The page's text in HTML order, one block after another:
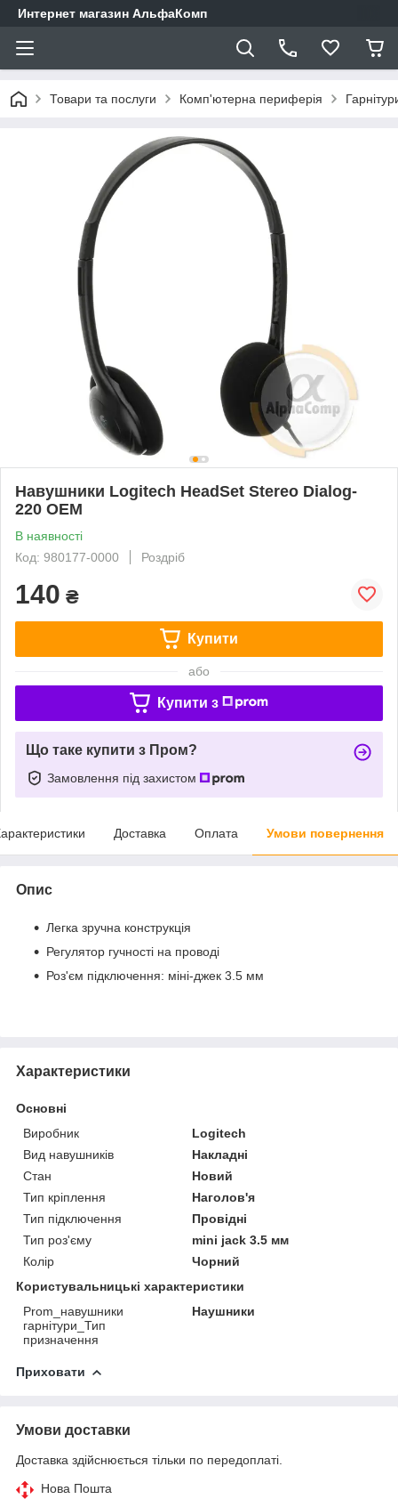
Интернет магазин АльфаКомп
Товари та послуги Комп'ютерна периферія
Навушники Logitech HeadSet Stereo Dialog-
220 OEM
В наявності
Код: 980177-0000
Роздріб
140 ₴
Купити
або
Купити з
Що таке купити з Пром?
Замовлення під захистом
Доставка Оплата Умови повернення
Опис
Легка зручна конструкція
Регулятор гучності на проводі
Роз'єм підключення: міні-джек 3.5 мм
Характеристики
Основні
Виробник
Logitech
Вид навушників
Накладні
Стан
Новий
Тип кріплення
Наголов'я
Тип підключення
Провідні
Тип роз'єму
mini jack 3.5 мм
Колір
Чорний
Користувальницькі характеристики
Prom_навушники
гарнітури_Тип
призначення
Наушники
Приховати
Умови доставки
Доставка здійснюється тільки по передоплаті.
Нова Пошта